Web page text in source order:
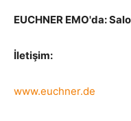
EUCHNER EMO'da:
İletişim:
www.euchner.de